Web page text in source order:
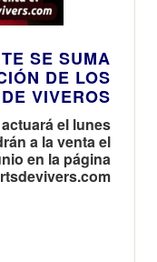
SE SUMA
DE LOS
VIVEROS
el lunes
a la venta el
en la página